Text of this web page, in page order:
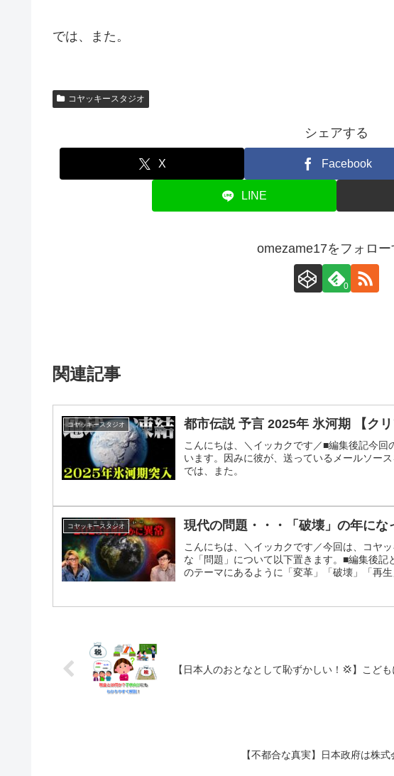
では、また。
コヤッキースタジオ
シェアする
X Facebook
LINE
omezame17をフォロー
0
関連記事
コヤッキースタジオ 都市伝説 予言 2025年 氷河期 【ク
こんにちは、＼イッカクです／■編集後記今
います。因みに彼が、送っているメールソー
では、また。
コヤッキースタジオ 現代の問題・・・「破壊」の年にな
こんにちは、＼イッカクです／今回は、コヤ
な「問題」について以下置きます。■編集後
のテーマにあるように「変革」「破壊」「再
【日本人のおとなとして恥ずかしい！💢】こど
【不都合な真実】日本政府は株式